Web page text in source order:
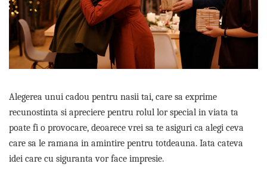
Cadouri barbati
Seturi cadou barbati
Seturi cadou barbati portofel si curea
Ceasuri pentru EL
Cadouri personalizate barbati
Cadouri copii
Caciuli copii
Cadouri copii bebelusi 0+
Lenjerii de pat Disney
Etichete scolare
Sepci personalizate
Bannere personalizate scoli si gradinite
Caserole personalizate sandwich
Sticla de apa personalizata
Agende si caiete personalizate
Alegerea unui cadou pentru nasii tai, care sa exprime
recunostinta si apreciere pentru rolul lor special in viata ta
poate fi o provocare, deoarece vrei sa te asiguri ca alegi ceva
care sa le ramana in amintire pentru totdeauna. Iata cateva
idei care cu siguranta vor face impresie.